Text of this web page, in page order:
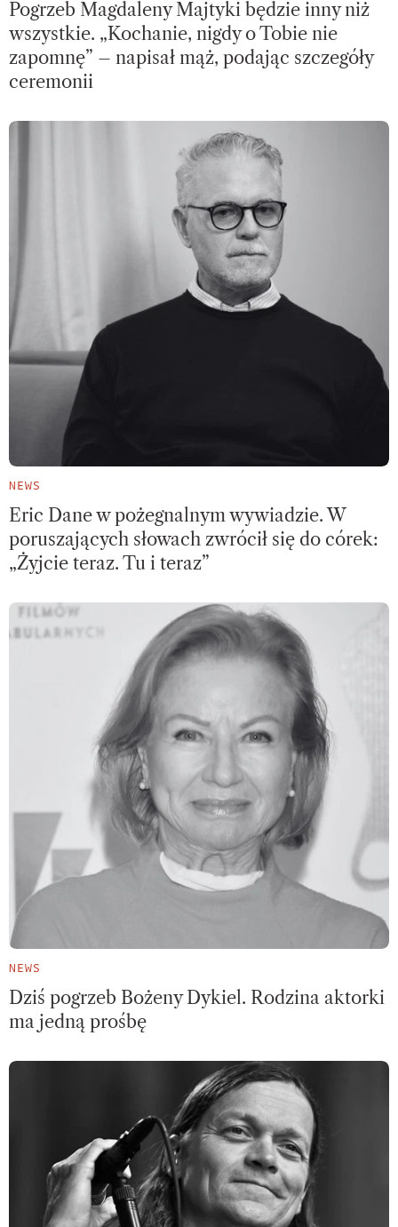
Pogrzeb Magdaleny Majtyki będzie inny niż
wszystkie. „Kochanie, nigdy o Tobie nie
zapomnę” – napisał mąż, podając szczegóły
ceremonii
NEWS
Eric Dane w pożegnalnym wywiadzie. W
poruszających słowach zwrócił się do córek:
„Żyjcie teraz. Tu i teraz”
NEWS
Dziś pogrzeb Bożeny Dykiel. Rodzina aktorki
ma jedną prośbę